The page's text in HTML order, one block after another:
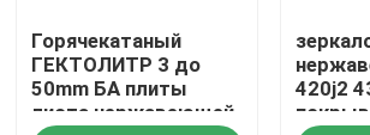
Адвокатура нержавеющей стали
Лист алюминиевого сплава
Горячекатаный
ГЕКТОЛИТР 3 до
50mm БА плиты
листа нержавеющей
420j2